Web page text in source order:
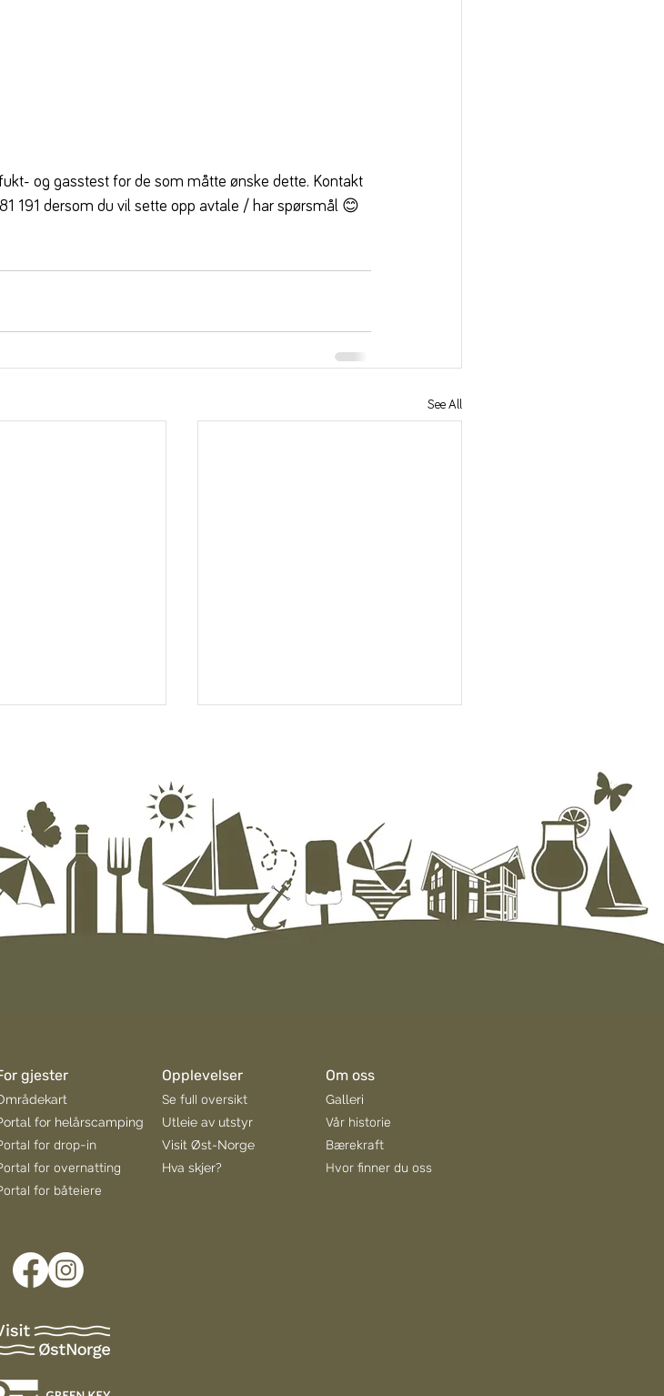
og gasstest for de som måtte ønske dette. Kontakt
191 dersom du vil sette opp avtale / har spørsmål 😊
See All
i august?
En liten sommerhilsen fra oss i
Evjua – og noen praktiske
påminnelser
gjester
for helårscamping
for drop-in
for overnatting
for båteiere
Opplevelser
Se full oversikt
Utleie av utstyr
Visit Øst-Norge
Hva skjer?
Om oss
Galleri
Vår historie
Bærekraft
Hvor finner du oss